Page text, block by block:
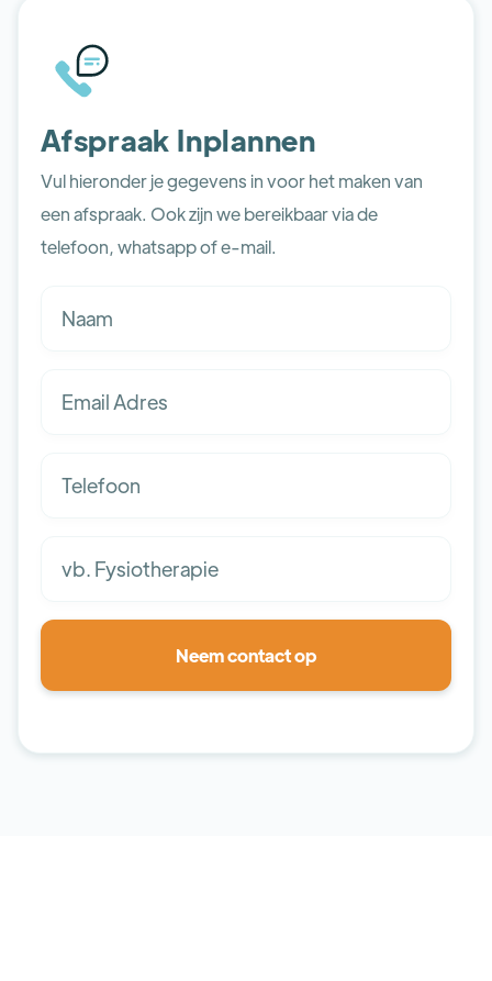
Afspraak Inplannen
Vul hieronder je gegevens in voor het maken van
een afspraak. Ook zijn we bereikbaar via de
telefoon, whatsapp of e-mail.